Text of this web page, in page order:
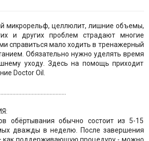
микрорельф, целлюлит, лишние объемы,
и других проблем страдают многие
справиться мало ходить в тренажерный
Обязательно нужно уделять время
уходу. Здесь на помощь приходит
Doctor Oil.
обёртывания обычно состоит из 5-15
дважды в неделю. После завершения